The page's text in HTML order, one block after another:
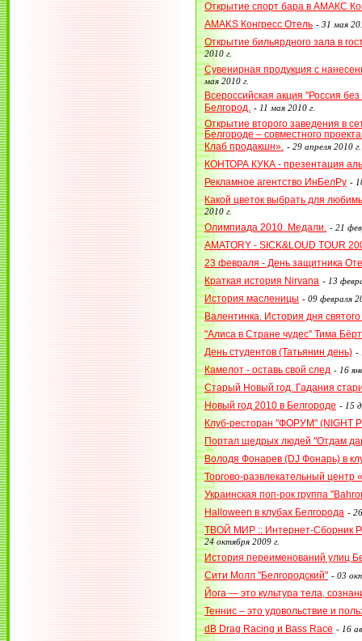
Открытие спорт бара в АМАКС
AMAKS Конгресс Отель - 31 мая
Открытие бильярдного зала в
2010 г.
Сувенирная продукция с
мая 2010 г.
Всероссийская акция "Россия
Белгород.
- 11 мая 2010 г.
Открытие второго заведения в
Белгороде – совместного
Клаб продакшн». - 29 апреля 2010 г.
КОНТОРА КУКА - презентация
Рекламное агентство ИнБелРу -
Какой цветок выбрать для
2010 г.
Олимпиада 2010. Медали. - 21
AMATORY - SICK&LOUD TOUR
23 февраля - День защитника
Краткая история Nirvana - 13
История масленицы - 09 февраля
Валентинка. История дня
"Алиса в Стране чудес" Тима
День студентов (Татьянин день) -
Камелот - оставь свой след - 16
Старый Новый год. Гадания
Новый год 2010 в Белгороде - 15
Клуб-ресторан "ФОРУМ" (NIGHT
Портал щедрых людей "Отдам
Володя Фонарев (DJ Фонарь) в
Торгово-развлекательный центр
Украинская поп-рок группа
Halloween в клубах Белгорода -
ТВОЙ МИР :: Интернет-Сборник
24 октября 2009 г.
История переименований улиц
Сити Молл "Белгородский" - 03
Йога — это культура тела,
Теннис – это удовольствие и
dB Drag Racing и Bass Race - 16